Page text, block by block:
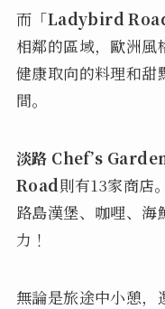
而 「Ladybird Road
相鄰的區域，歐洲
健康取向的料理和甜
間。
淡路 Chef’s
Road則有13家商店
路島漢堡、咖哩、
力！
無論是旅途中小憩